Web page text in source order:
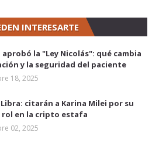
INTERESARTE
aprobó la "Ley Nicolás": qué cambia
y la seguridad del paciente
18, 2025
citarán a Karina Milei por su
en la cripto estafa
02, 2025